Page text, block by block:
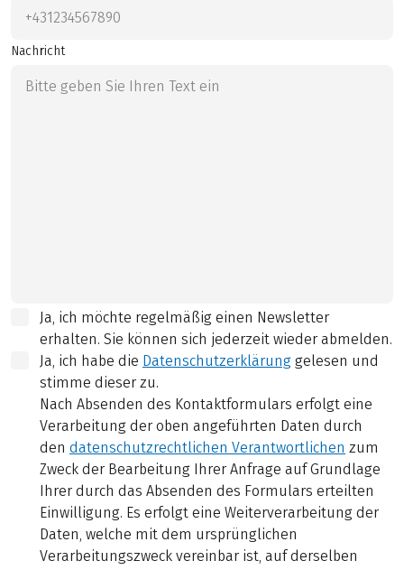
Nachricht
Ja, ich möchte regelmäßig einen Newsletter
erhalten. Sie können sich jederzeit wieder abmelden.
Ja, ich habe die Datenschutzerklärung gelesen und
stimme dieser zu.
Nach Absenden des Kontaktformulars erfolgt eine
Verarbeitung der oben angeführten Daten durch
den datenschutzrechtlichen Verantwortlichen zum
Zweck der Bearbeitung Ihrer Anfrage auf Grundlage
Ihrer durch das Absenden des Formulars erteilten
Einwilligung. Es erfolgt eine Weiterverarbeitung der
Daten, welche mit dem ursprünglichen
Verarbeitungszweck vereinbar ist, auf derselben